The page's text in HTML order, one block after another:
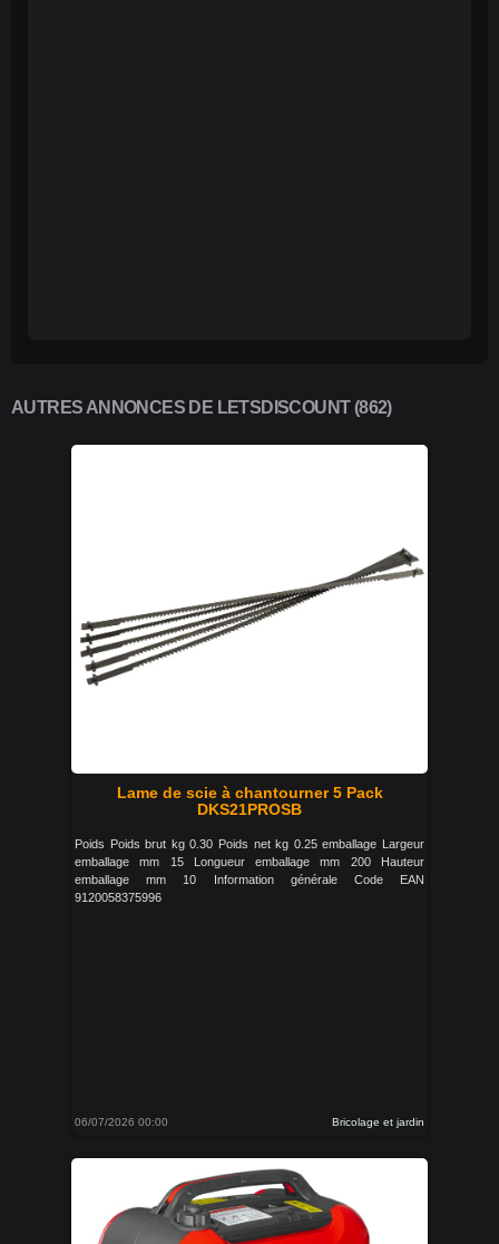
AUTRES ANNONCES DE LETSDISCOUNT (862)
Lame de scie à chantourner 5 Pack
DKS21PROSB
Poids Poids brut kg 0.30 Poids net kg 0.25 emballage Largeur
emballage mm 15 Longueur emballage mm 200 Hauteur
emballage mm 10 Information générale Code EAN
9120058375996
06/07/2026 00:00 Bricolage et jardin